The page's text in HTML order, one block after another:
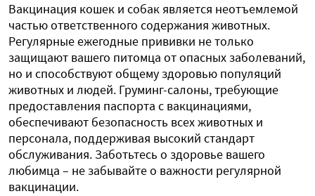
Вакцинация кошек и собак является неотъемлемой
частью ответственного содержания животных.
Регулярные ежегодные прививки не только
защищают вашего питомца от опасных заболеваний,
но и способствуют общему здоровью популяций
животных и людей. Груминг-салоны, требующие
предоставления паспорта с вакцинациями,
обеспечивают безопасность всех животных и
персонала, поддерживая высокий стандарт
обслуживания. Заботьтесь о здоровье вашего
любимца – не забывайте о важности регулярной
вакцинации.